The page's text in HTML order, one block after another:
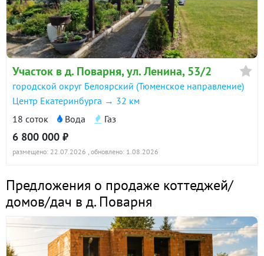
Участок в д. Поварня, ул. Ленина, 53/2
городской округ Белоярский (Тюменское направление)
Центр Екатеринбурга → 32 км
18 соток
Вода Газ
6 800 000 ₽
размещено: 22.07.2026 , обновлено: 1.08.2026
Предложения о продаже коттеджей/
домов/дач в д. Поварня